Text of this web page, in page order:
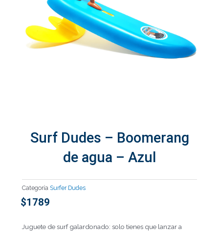
Surf Dudes – Boomerang
de agua – Azul
Categoría Surfer Dudes
$1789
Juguete de surf galardonado: solo tienes que lanzar a